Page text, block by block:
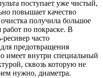
поступает уже чистый,
повышает качество
получила большое
работ по покраске. В
часто
предотвращения
имеет внутри специальный
сквозь которую не
нужно, диаметра.